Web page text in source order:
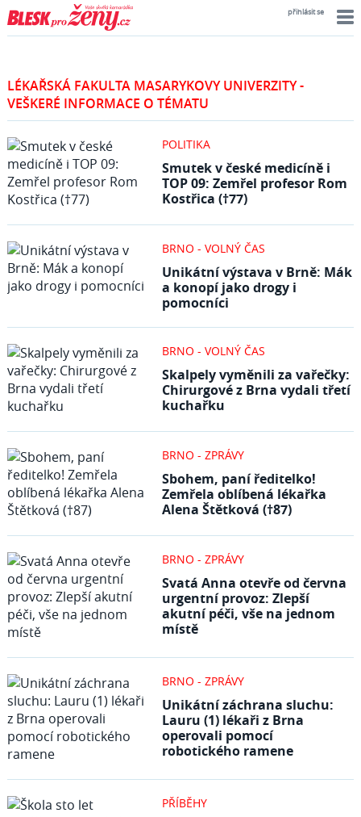
přihlásit se
LÉKAŘSKÁ FAKULTA MASARYKOVY UNIVERZITY -
VEŠKERÉ INFORMACE O TÉMATU
POLITIKA
Smutek v české medicíně i
TOP 09: Zemřel profesor Rom
Kostřica (†77)
BRNO - VOLNÝ ČAS
Unikátní výstava v Brně: Mák
a konopí jako drogy i
pomocníci
BRNO - VOLNÝ ČAS
Skalpely vyměnili za vařečky:
Chirurgové z Brna vydali třetí
kuchařku
BRNO - ZPRÁVY
Sbohem, paní ředitelko!
Zemřela oblíbená lékařka
Alena Štětková (†87)
BRNO - ZPRÁVY
Svatá Anna otevře od června
urgentní provoz: Zlepší
akutní péči, vše na jednom
místě
BRNO - ZPRÁVY
Unikátní záchrana sluchu:
Lauru (1) lékaři z Brna
operovali pomocí
robotického ramene
PŘÍBĚHY